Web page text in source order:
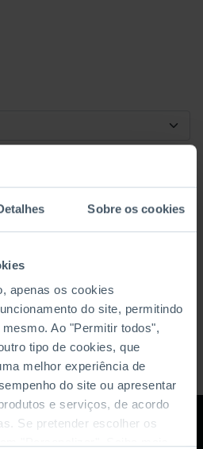
Sobre os cookies
apenas os cookies
do site, permitindo
Ao "Permitir todos",
tipo de cookies, que
melhor experiência de
do site ou apresentar
e serviços, de acordo
Se pretender escolher os